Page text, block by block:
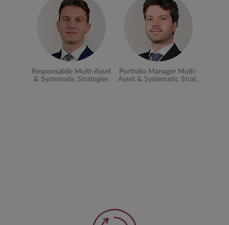
Responsabile Multi-Asset
& Systematic Strategies
Portfolio Manager Multi-
Asset & Systematic Strat.